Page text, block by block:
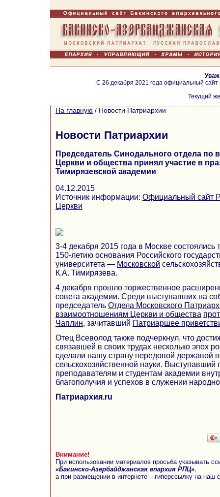
С 26 декабря 2021 года официальный
Текущий
На главную / Новости Патриархии
Новости Патриархии
Председатель Синодального отдела по
Церкви и общества принял участие в
Тимирязевской академии
04.12.2015
Источник информации: Официальный сайт
Церкви
3-4 декабря 2015 года в Москве
150-летию основания Российского
университета — Московской
К.А. Тимирязева.
4 декабря прошло торжественное
совета академии. Среди выступавших на
председатель Отдела Московского
взаимоотношениям Церкви и общества
Чаплин, зачитавший Патриаршее
Отец Всеволод также подчеркнул, что
связавшей в своих трудах несколько эпох
сделали нашу страну передовой державой в
сельскохозяйственной науки. Выступавший
преподавателям и студентам академии
благополучия и успехов в служении
Патриархия.ru
Внимание!
При использовании материалов просьба указывать
«Бакинско-Азербайджанская епархия РПЦ»
а при размещении в интернете – гиперссылку на наш